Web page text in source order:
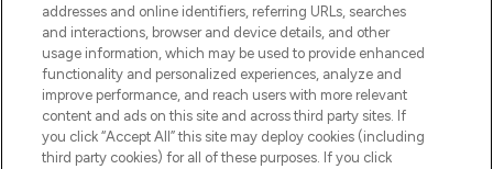
Do Not Sell or Share My Personal
Information
HILFE & INFORMATION
IMPRESSUM
addresses and online identifiers, referring URLs, searches
and interactions, browser and device details, and other
usage information, which may be used to provide enhanced
functionality and personalized experiences, analyze and
improve performance, and reach users with more relevant
content and ads on this site and across third party sites. If
you click “Accept All” this site may deploy cookies (including
third party cookies) for all of these purposes. If you click